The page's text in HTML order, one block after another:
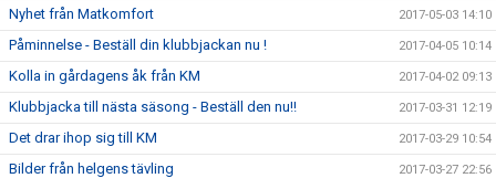
Nyhet från Matkomfort 2017-05-03 14:10
Påminnelse - Beställ din klubbjackan nu ! 2017-04-05 10:14
Kolla in gårdagens åk från KM 2017-04-02 09:13
Klubbjacka till nästa säsong - Beställ den nu!! 2017-03-31 12:19
Det drar ihop sig till KM 2017-03-29 10:54
Bilder från helgens tävling 2017-03-27 22:56